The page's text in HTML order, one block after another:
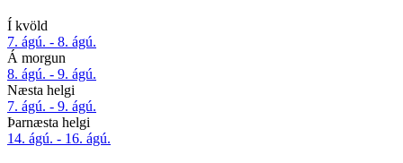
Í kvöld
7. ágú. - 8. ágú.
Á morgun
8. ágú. - 9. ágú.
Næsta helgi
7. ágú. - 9. ágú.
Þarnæsta helgi
14. ágú. - 16. ágú.